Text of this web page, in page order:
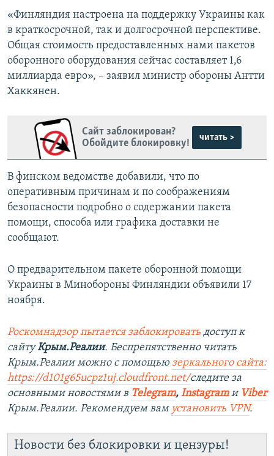
«Финляндия настроена на поддержку Украины как
в краткосрочной, так и долгосрочной перспективе.
Общая стоимость предоставленных нами пакетов
оборонного оборудования сейчас составляет 1,6
миллиарда евро», – заявил министр обороны Антти
Хаккянен.
Сайт заблокирован?
Обойдите блокировку!
читать >
В финском ведомстве добавили, что по
оперативным причинам и по соображениям
безопасности подробно о содержании пакета
помощи, способа или графика доставки не
сообщают.
О предварительном пакете оборонной помощи
Украины в Минобороны Финляндии объявили 17
ноября.
Роскомнадзор пытается заблокировать доступ к
сайтуКрым.Реалии. Беспрепятственно читать
Крым.Реалии можно с помощью зеркального сайта:
https://d101g65ucpz1uj.cloudfront.net/следите за
основными новостями в Telegram, Instagram и Viber
Крым.Реалии. Рекомендуем вам установить VPN.
Новости без блокировки и цензуры!